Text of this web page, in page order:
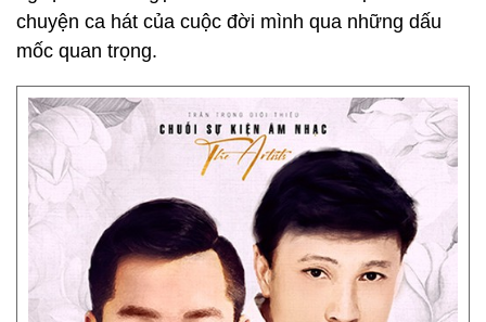
chuyện ca hát của cuộc đời mình qua những dấu
mốc quan trọng.